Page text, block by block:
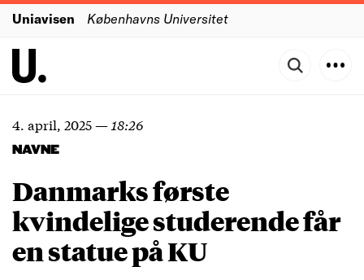
Uniavisen Københavns Universitet
4. april, 2025— 18:26
NAVNE
Danmarks første
kvindelige studerende får
en statue på KU